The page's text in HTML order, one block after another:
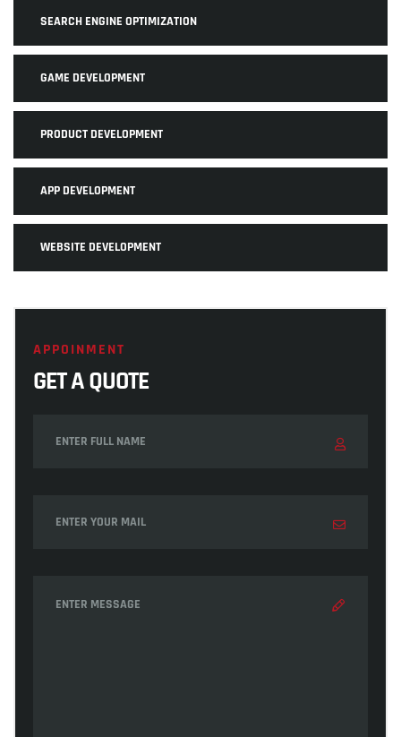
SEARCH ENGINE OPTIMIZATION
GAME DEVELOPMENT
PRODUCT DEVELOPMENT
APP DEVELOPMENT
WEBSITE DEVELOPMENT
APPOINMENT
GET A QUOTE